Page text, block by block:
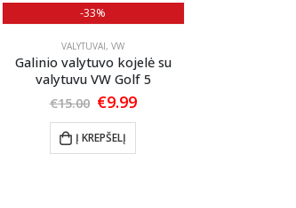
-33%
VALYTUVAI,VW
Galinio valytuvo kojelė su
valytuvu VW Golf 5
€15.00 Original
was:
€15.00.
€9.99Current
Į KREPŠELĮ